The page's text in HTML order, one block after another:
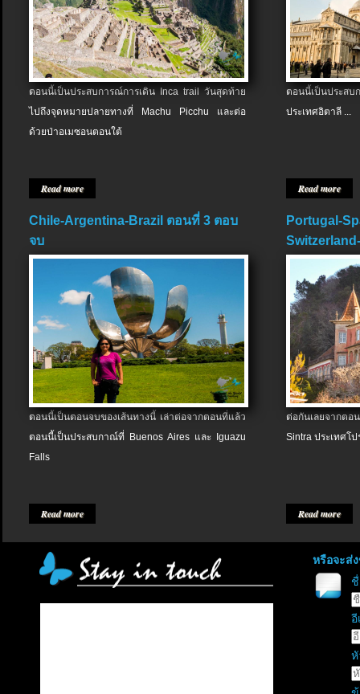
ตอนนี้เป็นประสบการณ์การเดิน Inca trail วันสุดท้าย
ไปถึงจุดหมายปลายทางที่ Machu Picchu และต่อ
ด้วยป่าอเมซอนตอนใต้
Read more
ตอนนี้เป็นประส
ประเทศอิตาลี ...
Read more
Chile-Argentina-Brazil ตอนที่ 3 ตอบ
จบ
ตอนนี้เป็นตอนจบของเส้นทางนี้ เล่าต่อจากตอนที่แล้ว
ตอนนี้เป็นประสบกาณ์ที่ Buenos Aires และ Iguazu
Falls
Read more
Portugal-
ต่อกันเลยจากต
Sintra ประเทศโป
Read more
หรือจะส่
อี
หั